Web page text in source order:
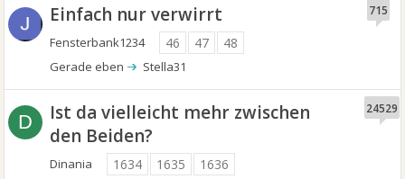
Einfach nur verwirrt
Fensterbank1234 46 47 48
715
Gerade eben Stella31
D
Ist da vielleicht mehr zwischen
den Beiden?
Dinania 1634 1635 1636
24529